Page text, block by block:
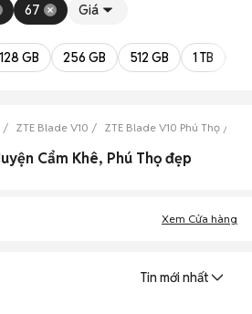
67 Giá
128 GB 256 GB 512 GB 1 TB
ZTE Blade V10 ZTE Blade V10 Phú Thọ
Cẩm Khê, Phú Thọ đẹp
Xem Cửa hàng
Tin mới nhất